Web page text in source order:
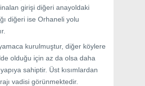
girişi diğeri anayoldaki
diğeri ise Orhaneli yolu
kurulmuştur, diğer köylere
olduğu için az da olsa daha
sahiptir. Üst kısımlardan
vadisi görünmektedir.